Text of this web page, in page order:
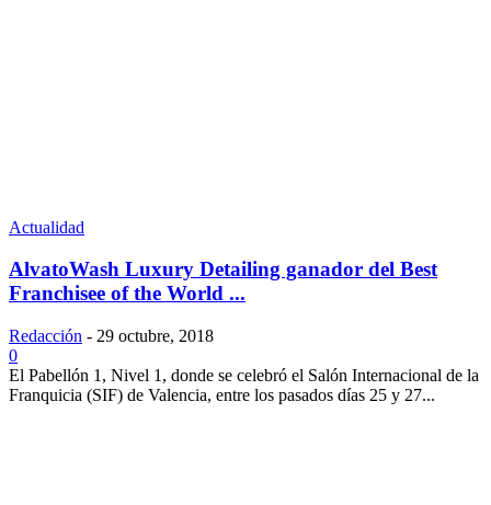
Actualidad
AlvatoWash Luxury Detailing ganador del Best
Franchisee of the World ...
Redacción - 29 octubre, 2018
0
El Pabellón 1, Nivel 1, donde se celebró el Salón Internacional de la
Franquicia (SIF) de Valencia, entre los pasados días 25 y 27...